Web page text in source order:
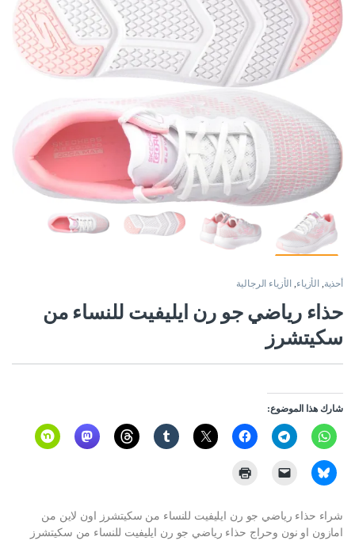
أحذية, الأزياء, الأزياء الرجالية
حذاء رياضي جو رن ايليفيت للنساء من
سكيتشرز
شارك هذا الموضوع:
شراء حذاء رياضي جو رن ايليفيت للنساء من سكيتشرز اون لاين من
امازون او نون وحراج حذاء رياضي جو رن ايليفيت للنساء من سكيتشرز